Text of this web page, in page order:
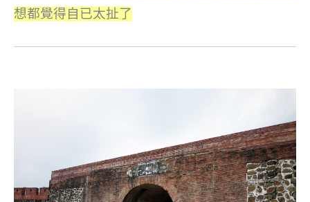
想都覺得自已太扯了